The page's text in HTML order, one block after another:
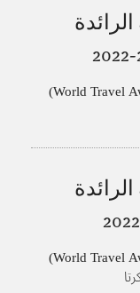
2022